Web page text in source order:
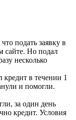
подать заявку в
сайте. Но подал
несколько
кредит в течении 1
и помогли.
за один день
кредит. Условия